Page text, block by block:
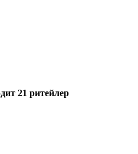
21 ритейлер